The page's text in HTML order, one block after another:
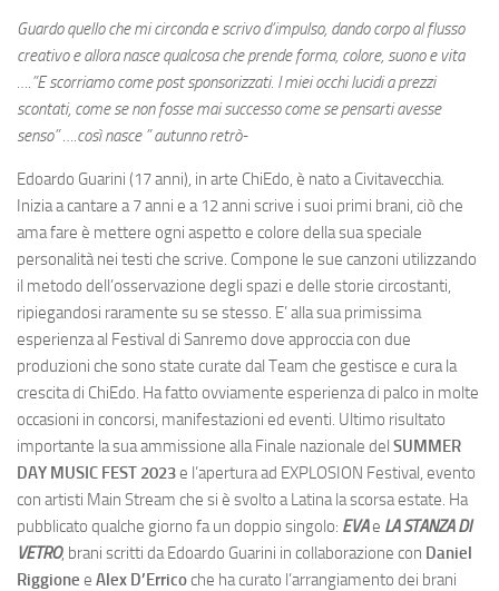
Guardo quello che mi circonda e scrivo d’impulso, dando corpo al flusso
creativo e allora nasce qualcosa che prende forma, colore, suono e vita
….”E scorriamo come post sponsorizzati. I miei occhi lucidi a prezzi
scontati, come se non fosse mai successo come se pensarti avesse
senso” ….così nasce ” autunno retrò-
Edoardo Guarini (17 anni), in arte ChiEdo, è nato a Civitavecchia.
Inizia a cantare a 7 anni e a 12 anni scrive i suoi primi brani, ciò che
ama fare è mettere ogni aspetto e colore della sua speciale
personalità nei testi che scrive. Compone le sue canzoni utilizzando
il metodo dell’osservazione degli spazi e delle storie circostanti,
ripiegandosi raramente su se stesso. E’ alla sua primissima
esperienza al Festival di Sanremo dove approccia con due
produzioni che sono state curate dal Team che gestisce e cura la
crescita di ChiEdo. Ha fatto ovviamente esperienza di palco in molte
occasioni in concorsi, manifestazioni ed eventi. Ultimo risultato
importante la sua ammissione alla Finale nazionale del SUMMER
DAY MUSIC FEST 2023e l’apertura ad EXPLOSION Festival, evento
con artisti Main Stream che si è svolto a Latina la scorsa estate. Ha
pubblicato qualche giorno fa un doppio singolo: EVAe LA STANZA DI
VETRO, brani scritti da Edoardo Guarini in collaborazione con Daniel
Riggione e Alex D’Erricoche ha curato l’arrangiamento dei brani